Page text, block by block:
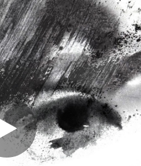
очима
& Petrichor
Ensemble)